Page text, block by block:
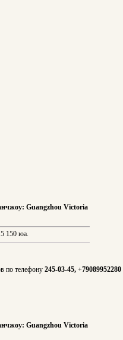
Guangzhou Victoria
150 юа.
по телефону 245-03-45, +79089952280
Guangzhou Victoria